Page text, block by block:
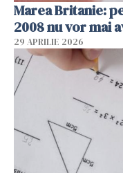
Marea Britanie:
2008 nu vor mai
29 APRILIE 2026